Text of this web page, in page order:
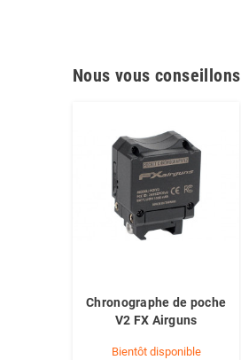
Nous vous conseillons
Chronographe de poche
V2 FX Airguns
Bientôt disponible